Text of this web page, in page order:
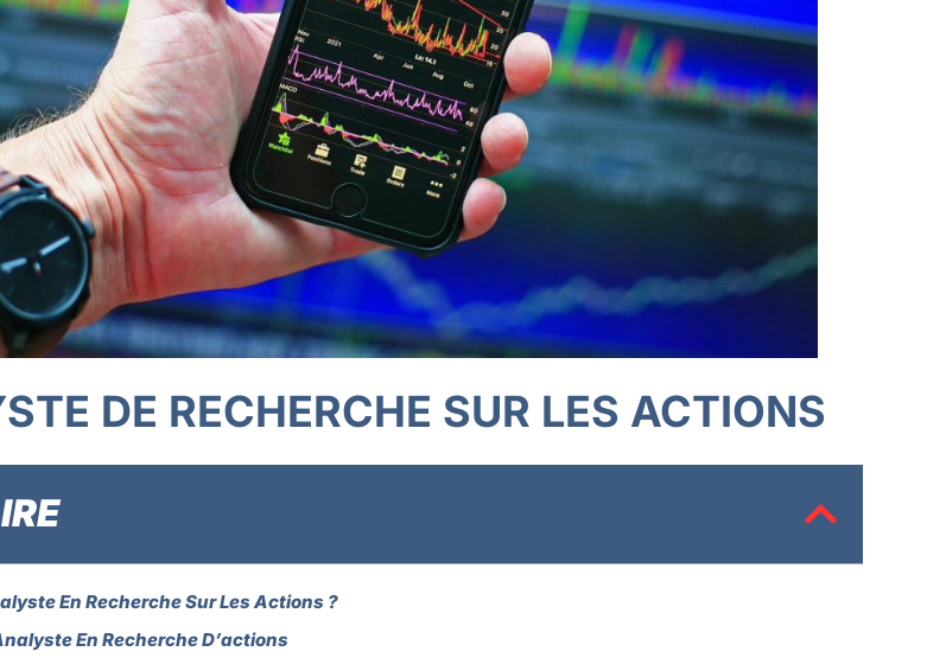
DE RECHERCHE SUR LES ACTIONS
En Recherche Sur Les Actions ?
En Recherche D’actions